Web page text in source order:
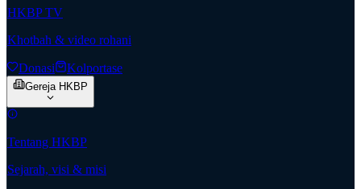
HKBP TV
Khotbah & video rohani
Donasi Kolportase
Gereja HKBP
Tentang HKBP
Sejarah, visi & misi